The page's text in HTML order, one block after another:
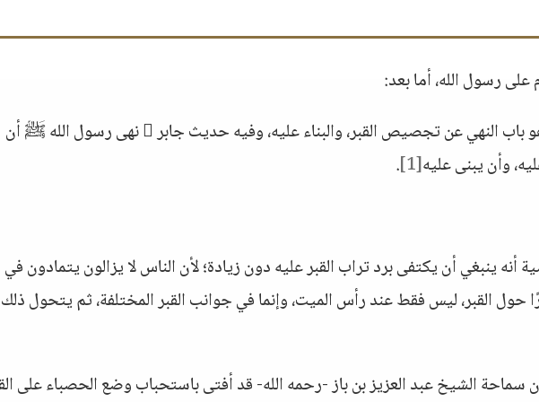
على رسول الله، أما بعد:
فكان آخر ما تحدثنا عنه هو باب النهي عن تجصيص القبر، والبناء عليه، وفيه حديث جابر  نهى رسول الله ﷺ أن
وأن يبنى عليه[1]
.
أنه ينبغي أن يكتفى برد تراب القبر عليه دون زيادة؛ لأن الناس لا يزالون يتمادون في
حول القبر، ليس فقط عند رأس الميت، وإنما في جوانب القبر المختلفة، ثم يتحول
سماحة الشيخ عبد العزيز بن باز -رحمه الله- قد أفتى باستحباب وضع الحصباء على